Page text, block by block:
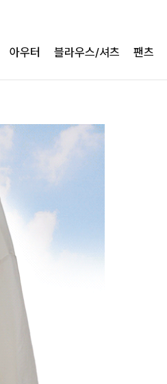
아우터 블라우스/셔츠 팬츠